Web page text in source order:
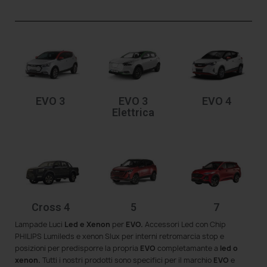
EVO 3
EVO 3
Elettrica
EVO 4
Cross 4 5 7
Lampade Luci Led e Xenon per EVO. Accessori Led con Chip
PHILIPS Lumileds e xenon Slux per interni retromarcia stop e
posizioni per predisporre la propria EVO completamante a led o
xenon. Tutti i nostri prodotti sono specifici per il marchio EVO e